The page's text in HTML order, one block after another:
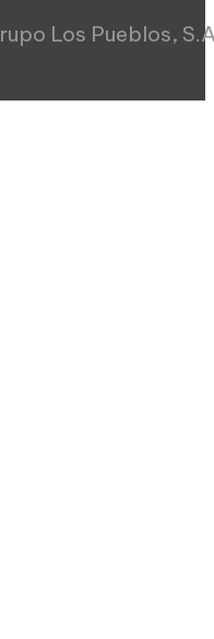
Los Pueblos,